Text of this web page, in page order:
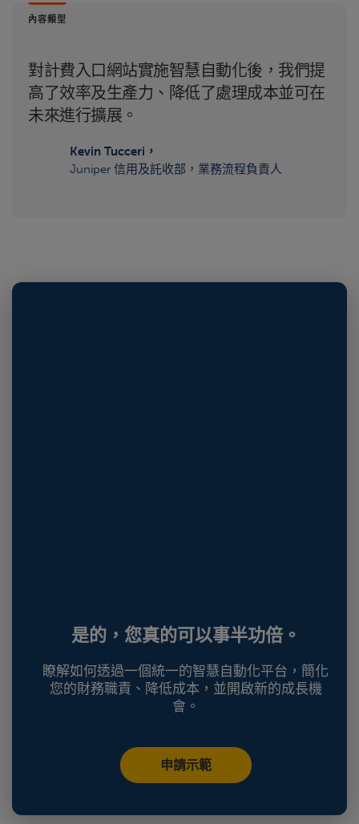
內容類型
對計費入口網站實施智慧自動化後，我們提
高了效率及生產力、降低了處理成本並可在
未來進行擴展。
Kevin Tucceri，
Juniper 信用及託收部，業務流程負責人
是的，您真的可以事半功倍。
瞭解如何透過一個統一的智慧自動化平台，簡化
您的財務職責、降低成本，並開啟新的成長機
會。
申請示範